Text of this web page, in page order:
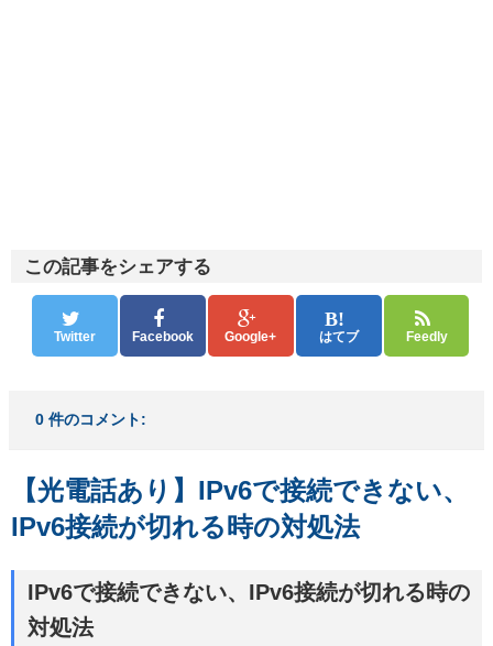
この記事をシェアする
Twitter Facebook Google+ はてブ Feedly
0 件のコメント:
【光電話あり】IPv6で接続できない、
IPv6接続が切れる時の対処法
IPv6で接続できない、IPv6接続が切れる時の
対処法